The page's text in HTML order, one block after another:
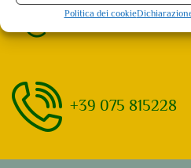
Politica dei cookie
+39 075 815228